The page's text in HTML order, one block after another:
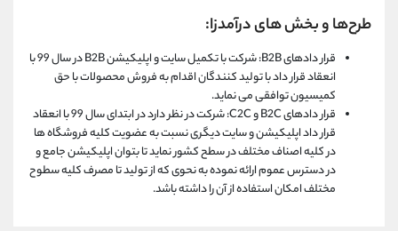
طرح‌ها و بخش های درآمدزا:
قرار دادهای B2B: شرکت با تکمیل سایت و اپلیکیشن B2B در سال 99 با
انعقاد قرار داد با تولید کنندگان اقدام به فروش محصولات با حق
کمیسیون توافقی می نماید.
قرار دادهای B2C و C2C: شرکت در نظر دارد در ابتدای سال 99 با انعقاد
قرار داد اپلیکیشن و سایت دیگری نسبت به عضویت کلیه فروشگاه ها
در کلیه اصناف مختلف در سطح کشور نماید تا بتوان اپلیکیشن جامع و
در دسترس عموم ارائه نموده به نحوی که از تولید تا مصرف کلیه سطوح
مختلف امکان استفاده از آن را داشته باشد.